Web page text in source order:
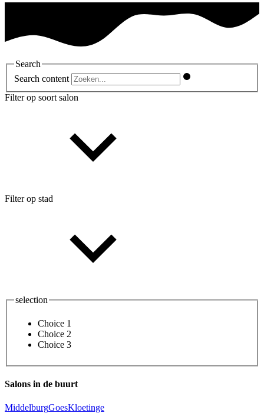
Search
Search content
Filter op soort salon
Filter op stad
selection
Choice 1
Choice 2
Choice 3
Salons in de buurt
MiddelburgGoesKloetinge